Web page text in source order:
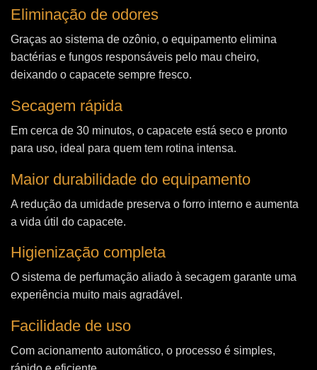
Eliminação de odores
Graças ao sistema de ozônio, o equipamento elimina
bactérias e fungos responsáveis pelo mau cheiro,
deixando o capacete sempre fresco.
Secagem rápida
Em cerca de 30 minutos, o capacete está seco e pronto
para uso, ideal para quem tem rotina intensa.
Maior durabilidade do equipamento
A redução da umidade preserva o forro interno e aumenta
a vida útil do capacete.
Higienização completa
O sistema de perfumação aliado à secagem garante uma
experiência muito mais agradável.
Facilidade de uso
Com acionamento automático, o processo é simples,